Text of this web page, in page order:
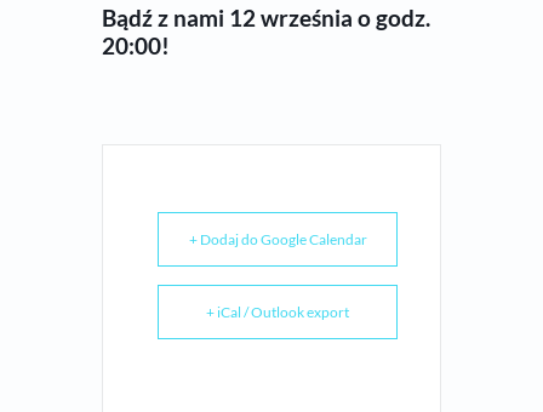
Bądź z nami 12 września o godz.
20:00!
+ Dodaj do Google Calendar
+ iCal / Outlook export